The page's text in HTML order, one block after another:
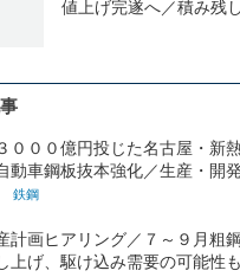
値上げ完遂へ／積み残
０００億円投じた名古屋・新
動車鋼板抜本強化／生産・開
鉄鋼
計画ヒアリング／７～９月粗
上げ、駆け込み需要の可能性